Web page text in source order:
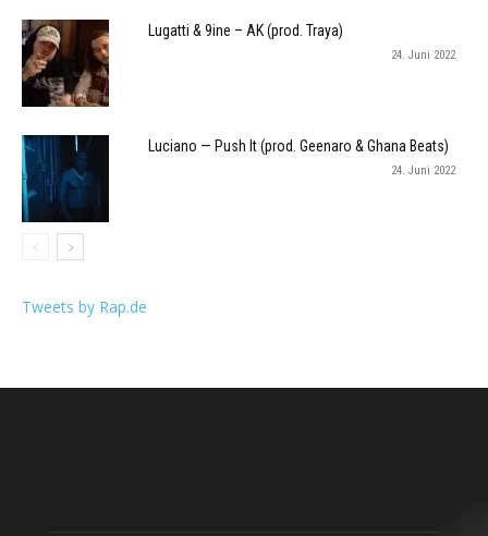
Lugatti & 9ine – AK (prod. Traya)
24. Juni 2022
Luciano — Push It (prod. Geenaro & Ghana Beats)
24. Juni 2022
Tweets by Rap.de